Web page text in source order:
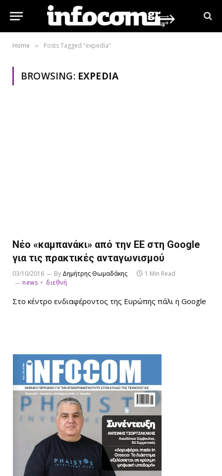
Home » Posts Tagged "expedia"
BROWSING: EXPEDIA
Νέο «καμπανάκι» από την ΕΕ στη Google
για τις πρακτικές ανταγωνισμού
03/10/2016 By Δημήτρης Θωμαδάκης
1 Min Read
news
διεθνή
Στο κέντρο ενδιαφέροντος της Ευρώπης πάλι η Google